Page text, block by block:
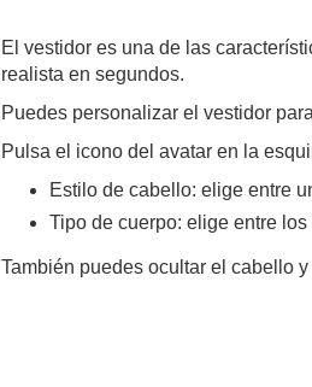
El vestidor es una de las
realista en segundos.
Puedes personalizar el vestidor
Pulsa el icono del avatar en la
Estilo de cabello: elige entre
Tipo de cuerpo: elige entre
También puedes ocultar el cabello